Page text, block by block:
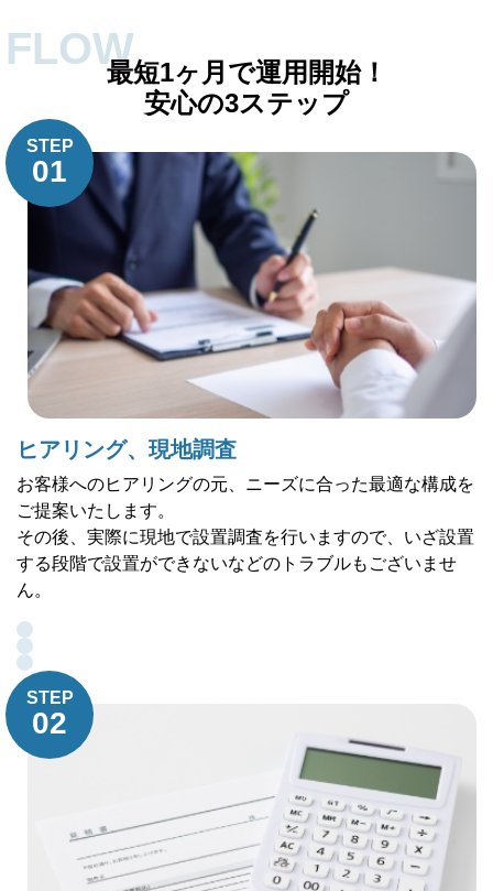
FLOW最短1ヶ月で運用開始！
安心の3ステップ
STEP
01
ヒアリング、現地調査
お客様へのヒアリングの元、ニーズに合った最適な構成を
ご提案いたします。
その後、実際に現地で設置調査を行いますので、いざ設置
する段階で設置ができないなどのトラブルもございませ
ん。
STEP
02